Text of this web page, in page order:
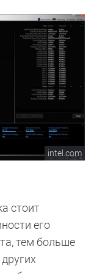
intel.com
стоит
его
тем больше